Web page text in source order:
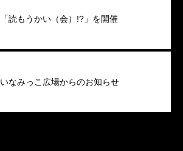
「読もうかい（会）!?」を開催
いなみっこ広場からのお知らせ